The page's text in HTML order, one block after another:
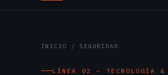
INICIO / SEGURIDAD
LÍNEA 02 — TECNOLOGÍA &